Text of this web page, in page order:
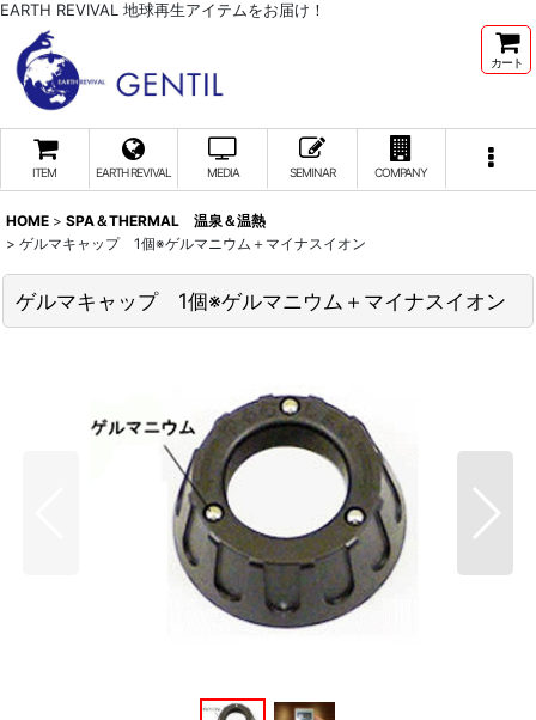
EARTH REVIVAL 地球再生アイテムをお届け！
カート
ITEM EARTH REVIVAL MEDIA SEMINAR COMPANY
HOME > SPA＆THERMAL 温泉＆温熱
> ゲルマキャップ 1個※ゲルマニウム＋マイナスイオン
ゲルマキャップ 1個※ゲルマニウム＋マイナスイオン